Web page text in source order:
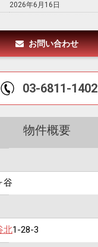
2026年6月16日
お問い合わせ
03-6811-1402
物件概要
谷
北1-28-3